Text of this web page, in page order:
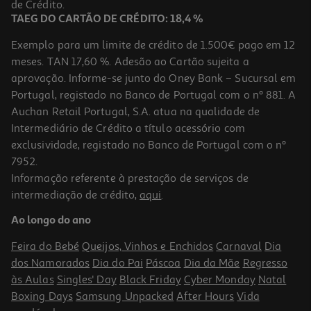
Stick Para Gato Auchan Com Pompons
3.09 €/un
3,09 €
de Crédito.
TAEG DO CARTÃO DE CRÉDITO: 18,4 %
Exemplo para um limite de crédito de 1.500€ pago em 12
meses. TAN 17,60 %. Adesão ao Cartão sujeita a
aprovação. Informe-se junto do Oney Bank – Sucursal em
Portugal, registado no Banco de Portugal com o nº 881. A
Auchan Retail Portugal, S.A. atua na qualidade de
Intermediário de Crédito a título acessório com
exclusividade, registado no Banco de Portugal com o nº
7952.
Informação referente à prestação de serviços de
intermediação de crédito, aqui.
Ao longo do ano
Feira do Bebé Queijos, Vinhos e Enchidos Carnaval Dia
dos Namorados Dia do Pai Páscoa Dia da Mãe Regresso
às Aulas Singles' Day Black Friday Cyber Monday Natal
Boxing Days Samsung Unpacked After Hours Vida